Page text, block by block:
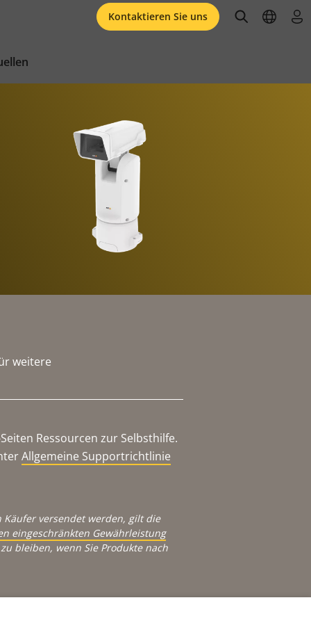
Kontaktieren Sie uns openopen
weitere
Ressourcen zur Selbsthilfe.
Allgemeine Supportrichtlinie
Käufer versendet werden, gilt die
eingeschränkten Gewährleistung
bleiben, wenn Sie Produkte nach